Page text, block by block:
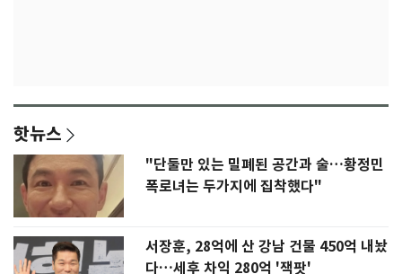
핫뉴스
"단둘만 있는 밀폐된 공간과 술…황정민
폭로녀는 두가지에 집착했다"
서장훈, 28억에 산 강남 건물 450억 내놨
다…세후 차익 280억 '잭팟'